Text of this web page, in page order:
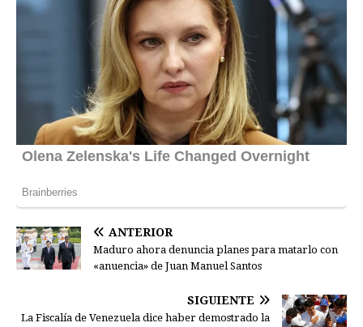
ANTERIOR
Maduro ahora denuncia planes para matarlo con
«anuencia» de Juan Manuel Santos
SIGUIENTE
La Fiscalía de Venezuela dice haber demostrado la